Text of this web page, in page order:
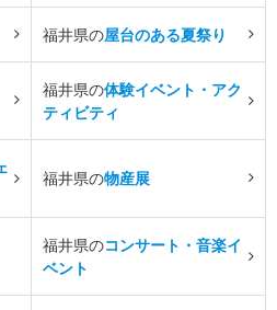
福井県の屋台のある夏祭り
福井県の体験イベント・アク
ティビティ
福井県の物産展
福井県のコンサート・音楽イ
ベント